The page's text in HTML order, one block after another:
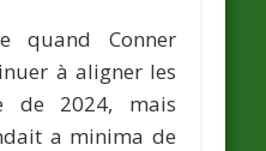
quand Conner
à aligner les
de 2024, mais
a minima de